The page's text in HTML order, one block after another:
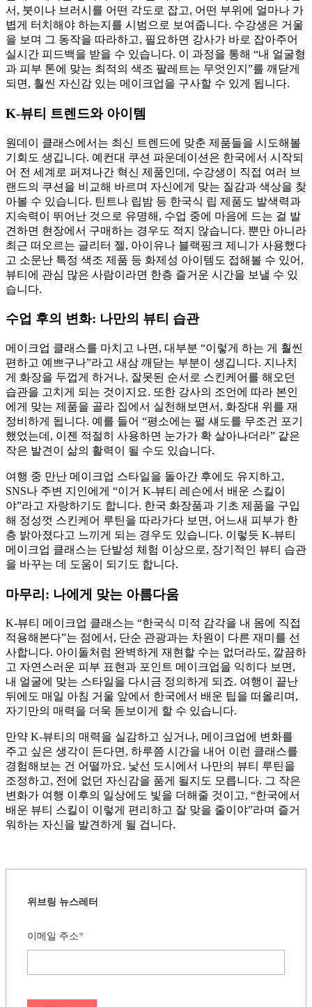
서, 붓이나 브러시를 어떤 각도로 잡고, 어떤 부위에 얼마나 가
볍게 터치해야 하는지를 시범으로 보여줍니다. 수강생은 거울
을 보며 그 동작을 따라하고, 필요하면 강사가 바로 잡아주어
실시간 피드백을 받을 수 있습니다. 이 과정을 통해 “내 얼굴형
과 피부 톤에 맞는 최적의 색조 팔레트는 무엇인지”를 깨닫게
되면, 훨씬 자신감 있는 메이크업을 구사할 수 있게 됩니다.
K-뷰티 트렌드와 아이템
원데이 클래스에서는 최신 트렌드에 맞춘 제품들을 시도해볼
기회도 생깁니다. 예컨대 쿠션 파운데이션은 한국에서 시작되
어 전 세계로 퍼져나간 혁신 제품인데, 수강생이 직접 여러 브
랜드의 쿠션을 비교해 바르며 자신에게 맞는 질감과 색상을 찾
아볼 수 있습니다. 틴트나 립밤 등 한국식 립 제품도 발색력과
지속력이 뛰어난 것으로 유명해, 수업 중에 마음에 드는 걸 발
견하면 현장에서 구매하는 경우도 적지 않습니다. 뿐만 아니라
최근 떠오르는 글리터 젤, 아이유나 블랙핑크 제니가 사용했다
고 소문난 특정 색조 제품 등 화제성 아이템도 접해볼 수 있어,
뷰티에 관심 많은 사람이라면 한층 즐거운 시간을 보낼 수 있
습니다.
수업 후의 변화: 나만의 뷰티 습관
메이크업 클래스를 마치고 나면, 대부분 “이렇게 하는 게 훨씬
편하고 예쁘구나”라고 새삼 깨닫는 부분이 생깁니다. 지나치
게 화장을 두껍게 하거나, 잘못된 순서로 스킨케어를 해오던
습관을 고치게 되는 것이지요. 또한 강사의 조언에 따라 본인
에게 맞는 제품을 골라 집에서 실천해보면서, 화장대 위를 재
정비하게 됩니다. 예를 들어 “평소에는 펄 섀도를 무조건 포기
했었는데, 이젠 적절히 사용하면 눈가가 확 살아나더라” 같은
작은 발견이 삶의 활력이 될 수도 있습니다.
여행 중 만난 메이크업 스타일을 돌아간 후에도 유지하고,
SNS나 주변 지인에게 “이거 K-뷰티 레슨에서 배운 스킬이
야”라고 자랑하기도 합니다. 한국 화장품과 기초 제품을 구입
해 정성껏 스킨케어 루틴을 따라가다 보면, 어느새 피부가 한
층 밝아졌다고 느끼게 되는 경우도 있습니다. 이렇듯 K-뷰티
메이크업 클래스는 단발성 체험 이상으로, 장기적인 뷰티 습관
을 바꾸는 데 도움이 되기도 합니다.
마무리: 나에게 맞는 아름다움
K-뷰티 메이크업 클래스는 “한국식 미적 감각을 내 몸에 직접
적용해본다”는 점에서, 단순 관광과는 차원이 다른 재미를 선
사합니다. 아이돌처럼 완벽하게 재현할 수는 없더라도, 깔끔하
고 자연스러운 피부 표현과 포인트 메이크업을 익히다 보면,
내 얼굴에 맞는 스타일을 다시금 정의하게 되죠. 여행이 끝난
뒤에도 매일 아침 거울 앞에서 한국에서 배운 팁을 떠올리며,
자기만의 매력을 더욱 돋보이게 할 수 있습니다.
만약 K-뷰티의 매력을 실감하고 싶거나, 메이크업에 변화를
주고 싶은 생각이 든다면, 하루쯤 시간을 내어 이런 클래스를
경험해보는 건 어떨까요. 낯선 도시에서 나만의 뷰티 루틴을
조정하고, 전에 없던 자신감을 품게 될지도 모릅니다. 그 작은
변화가 여행 이후의 일상에도 빛을 더해줄 것이고, “한국에서
배운 뷰티 스킬이 이렇게 편리하고 잘 맞을 줄이야”라며 즐거
워하는 자신을 발견하게 될 겁니다.
위브링 뉴스레터
이메일 주소*